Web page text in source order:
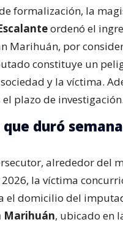
formalización, la
ordenó el
Marihuán, por
constituye un
y la víctima.
plazo de investigación.
duró
alrededor del
la víctima
el domicilio del
Marihuán, ubicado en